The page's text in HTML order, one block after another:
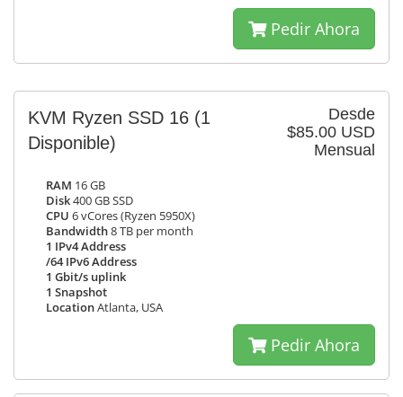
Pedir Ahora
Desde
$85.00 USD
Mensual
KVM Ryzen SSD 16 (1
Disponible)
RAM 16 GB
Disk400 GB SSD
CPU 6 vCores (Ryzen 5950X)
Bandwidth8 TB per month
1 IPv4 Address
/64 IPv6 Address
1 Gbit/s uplink
1 Snapshot
LocationAtlanta, USA
Pedir Ahora